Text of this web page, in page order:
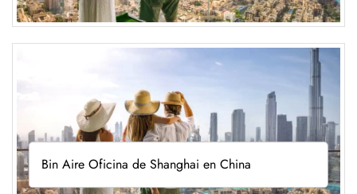
Bin Aire Oficina de Shanghai en China